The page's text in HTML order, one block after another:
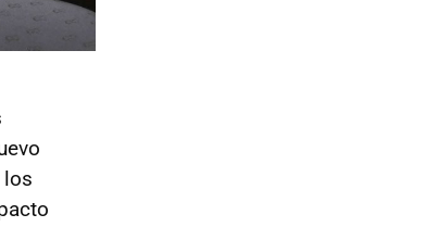
los